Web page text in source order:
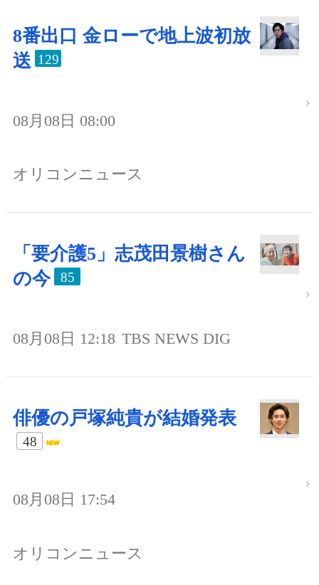
8番出口 金ローで地上波初放
送 129
08月08日 08:00
オリコンニュース
「要介護5」志茂田景樹さん
の今
85
08月08日 12:18 TBS NEWS DIG
俳優の戸塚純貴が結婚発表
48
08月08日 17:54
オリコンニュース